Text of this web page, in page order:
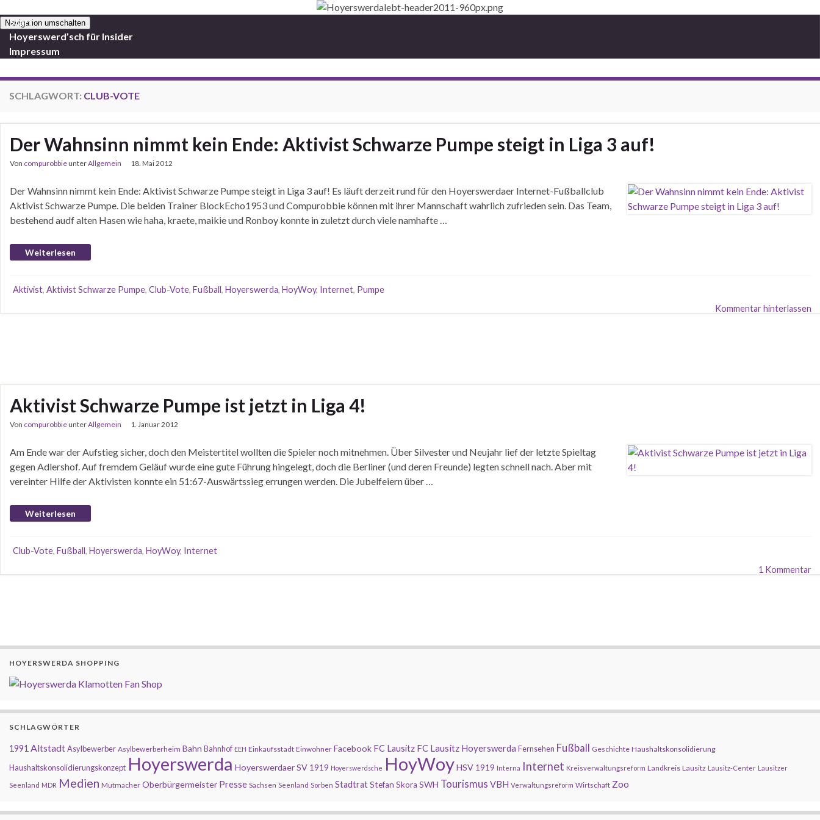
Navigation umschalten
Start
Hoyerswerd’sch für Insider
Impressum
SCHLAGWORT: CLUB-VOTE
Der Wahnsinn nimmt kein Ende: Aktivist Schwarze Pumpe steigt in Liga 3 auf!
Von compurobbieunterAllgemein 18. Mai 2012
Der Wahnsinn nimmt kein Ende: Aktivist Schwarze Pumpe steigt in Liga 3 auf! Es läuft derzeit rund für den Hoyerswerdaer Internet-Fußballclub
Aktivist Schwarze Pumpe. Die beiden Trainer BlockEcho1953 und Compurobbie können mit ihrer Mannschaft wahrlich zufrieden sein. Das Team,
bestehend audf alten Hasen wie haha, kraete, maikie und Ronboy konnte in zuletzt durch viele namhafte …
Weiterlesen
Aktivist, Aktivist Schwarze Pumpe, Club-Vote, Fußball, Hoyerswerda, HoyWoy, Internet, Pumpe
Kommentar hinterlassen
Aktivist Schwarze Pumpe ist jetzt in Liga 4!
Von compurobbieunterAllgemein 1. Januar 2012
Am Ende war der Aufstieg sicher, doch den Meistertitel wollten die Spieler noch mitnehmen. Über Silvester und Neujahr lief der letzte Spieltag
gegen Adlershof. Auf fremdem Geläuf wurde eine gute Führung hingelegt, doch die Berliner (und deren Freunde) legten schnell nach. Aber mit
vereinter Hilfe der Aktivisten konnte ein 51:67-Auswärtssieg errungen werden. Die Jubelfeiern über …
Weiterlesen
Club-Vote, Fußball, Hoyerswerda, HoyWoy, Internet
1 Kommentar
HOYERSWERDA SHOPPING
SCHLAGWÖRTER
1991 AltstadtAsylbewerber Asylbewerberheim Bahn Bahnhof EEH Einkaufsstadt Einwohner Facebook FC Lausitz FC Lausitz Hoyerswerda Fernsehen Fußball Geschichte Haushaltskonsolidierung
Haushaltskonsolidierungskonzept Hoyerswerda Hoyerswerdaer SV 1919 Hoyerswerdsche HoyWoyHSV 1919 Interna Internet Kreisverwaltungsreform Landkreis Lausitz Lausitz-Center Lausitzer
Seenland MDR Medien Mutmacher Oberbürgermeister Presse Sachsen Seenland Sorben StadtratStefan Skora SWH Tourismus VBH Verwaltungsreform Wirtschaft Zoo